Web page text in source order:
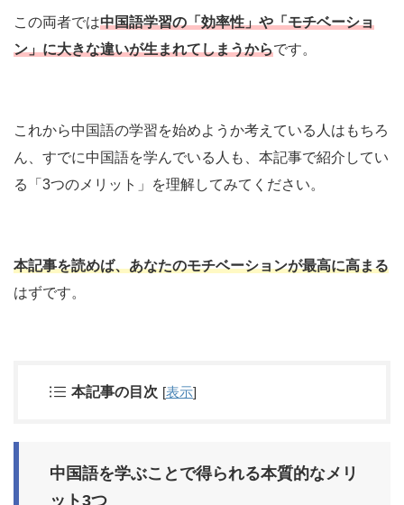
この両者では中国語学習の「効率性」や「モチベーショ
ン」に大きな違いが生まれてしまうからです。
これから中国語の学習を始めようか考えている人はもちろ
ん、すでに中国語を学んでいる人も、本記事で紹介してい
る「3つのメリット」を理解してみてください。
本記事を読めば、あなたのモチベーションが最高に高まる
はずです。
本記事の目次 [表示]
中国語を学ぶことで得られる本質的なメリ
ット3つ